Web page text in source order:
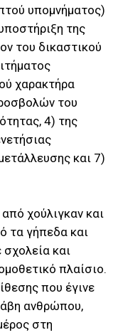
υπομνήματος)
της
του δικαστικού
χαρακτήρα
του
4) της
και 7)
χούλιγκαν και
τα γήπεδα και
και
πλαίσιο.
που έγινε
ανθρώπου,
στη